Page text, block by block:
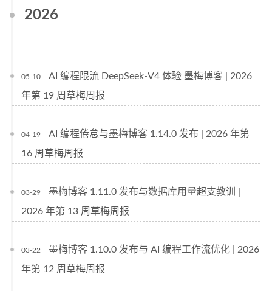
2026
05-10
AI 编程限流 DeepSeek-V4 体验 墨梅博客 | 2026
年第 19 周草梅周报
04-19
AI 编程倦怠与墨梅博客 1.14.0 发布 | 2026 年第
16 周草梅周报
03-29
墨梅博客 1.11.0 发布与数据库用量超支教训 |
2026 年第 13 周草梅周报
03-22
墨梅博客 1.10.0 发布与 AI 编程工作流优化 | 2026
年第 12 周草梅周报